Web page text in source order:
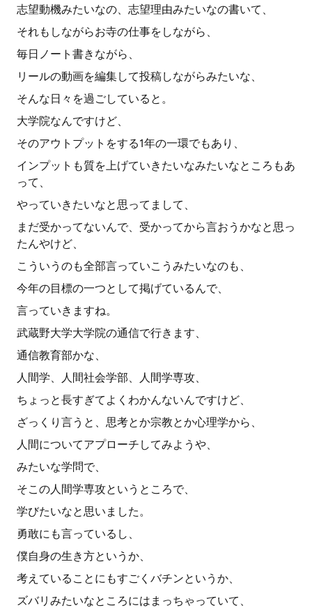
志望動機みたいなの、志望理由みたいなの書いて、
それもしながらお寺の仕事をしながら、
毎日ノート書きながら、
リールの動画を編集して投稿しながらみたいな、
そんな日々を過ごしていると。
大学院なんですけど、
そのアウトプットをする1年の一環でもあり、
インプットも質を上げていきたいなみたいなところもあ
って、
やっていきたいなと思ってまして、
まだ受かってないんで、受かってから言おうかなと思っ
たんやけど、
こういうのも全部言っていこうみたいなのも、
今年の目標の一つとして掲げているんで、
言っていきますね。
武蔵野大学大学院の通信で行きます、
通信教育部かな、
人間学、人間社会学部、人間学専攻、
ちょっと長すぎてよくわかんないんですけど、
ざっくり言うと、思考とか宗教とか心理学から、
人間についてアプローチしてみようや、
みたいな学問で、
そこの人間学専攻というところで、
学びたいなと思いました。
勇敢にも言っているし、
僕自身の生き方というか、
考えていることにもすごくバチンというか、
ズバリみたいなところにはまっちゃっていて、